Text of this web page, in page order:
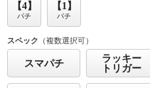
【4】
パチ
【1】
パチ
スペック （複数選択可）
スマパチ
ラッキー
トリガー